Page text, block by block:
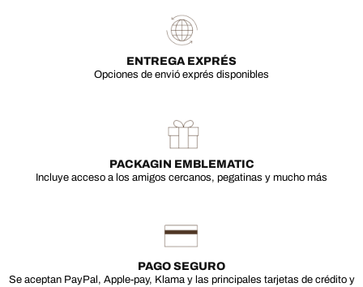
ENTREGA EXPRÉS
Opciones de envió exprés disponibles
PACKAGIN EMBLEMATIC
Incluye acceso a los amigos cercanos, pegatinas y mucho más
PAGO SEGURO
Se aceptan PayPal, Apple-pay, Klama y las principales tarjetas de crédito y